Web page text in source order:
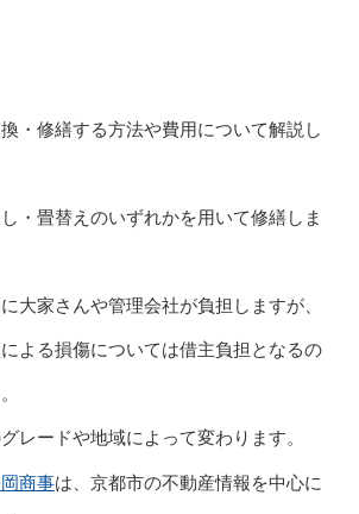
・修繕する方法や費用について解説し
・畳替えのいずれかを用いて修繕しま
大家さんや管理会社が負担しますが、
よる損傷については借主負担となるの
レードや地域によって変わります。
商事は、京都市の不動産情報を中心に